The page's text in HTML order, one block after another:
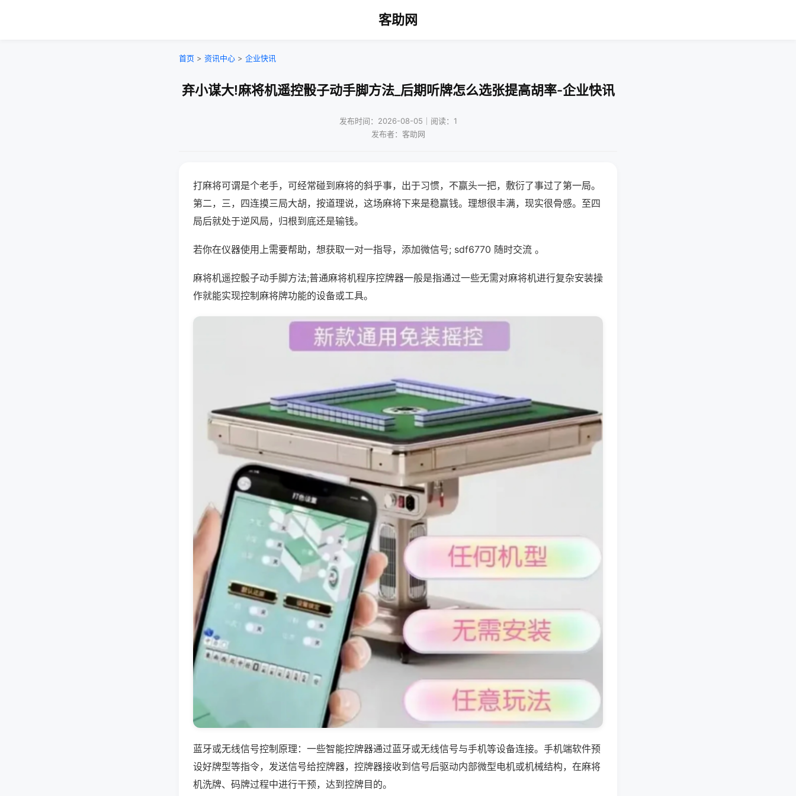
客助网
首页 > 资讯中心 > 企业快讯
弃小谋大!麻将机遥控骰子动手脚方法_后期听牌怎么选张提高胡率-企业快讯
发布时间：2026-08-05｜阅读：1
发布者：客助网
打麻将可谓是个老手，可经常碰到麻将的斜乎事，出于习惯，不赢头一把，敷衍了事过了第一局。
第二，三，四连摸三局大胡，按道理说，这场麻将下来是稳赢钱。理想很丰满，现实很骨感。至四
局后就处于逆风局，归根到底还是输钱。
若你在仪器使用上需要帮助，想获取一对一指导，添加微信号; sdf6770 随时交流 。
麻将机遥控骰子动手脚方法;普通麻将机程序控牌器一般是指通过一些无需对麻将机进行复杂安装操
作就能实现控制麻将牌功能的设备或工具。
蓝牙或无线信号控制原理：一些智能控牌器通过蓝牙或无线信号与手机等设备连接。手机端软件预
设好牌型等指令，发送信号给控牌器，控牌器接收到信号后驱动内部微型电机或机械结构，在麻将
机洗牌、码牌过程中进行干预，达到控牌目的。